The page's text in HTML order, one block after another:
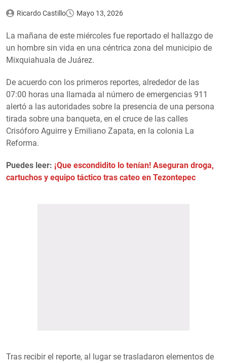
Ricardo Castillo Mayo 13, 2026
La mañana de este miércoles fue reportado el hallazgo de
un hombre sin vida en una céntrica zona del municipio de
Mixquiahuala de Juárez.
De acuerdo con los primeros reportes, alrededor de las
07:00 horas una llamada al número de emergencias 911
alertó a las autoridades sobre la presencia de una persona
tirada sobre una banqueta, en el cruce de las calles
Crisóforo Aguirre y Emiliano Zapata, en la colonia La
Reforma.
Puedes leer: ¡Que escondidito lo tenían! Aseguran droga,
cartuchos y equipo táctico tras cateo en Tezontepec
Tras recibir el reporte, al lugar se trasladaron elementos de